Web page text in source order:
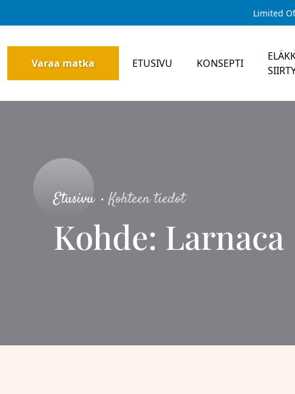
Limited
Varaa matka ETUSIVU KONSEPTI
Etusivu Kohteen tiedot
Kohde: Larnaca